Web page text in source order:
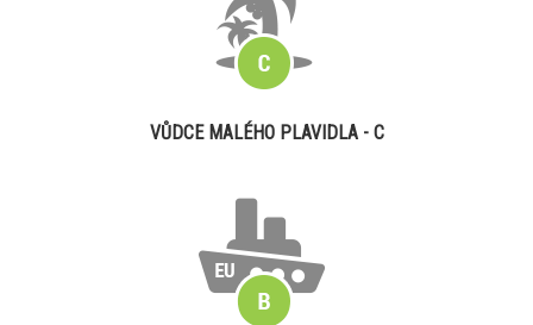
VŮDCE MALÉHO PLAVIDLA - C